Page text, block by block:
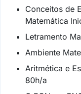
Conceitos de
Matemática
Letramento
Ambiente
Aritmética e
80h/a